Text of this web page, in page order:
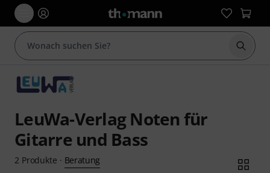
Suche
LeuWa-Verlag Noten für
Gitarre und Bass
2 Produkte · Beratung